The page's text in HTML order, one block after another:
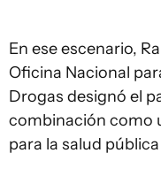
En ese escenario,
Oficina Nacional
Drogas designó el
combinación como
para la salud